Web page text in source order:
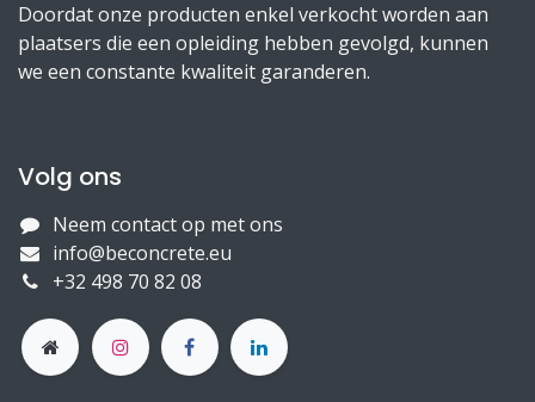
Doordat onze producten enkel verkocht worden aan
plaatsers die een opleiding hebben gevolgd, kunnen
we een constante kwaliteit garanderen.
Volg ons
Neem contact op met ons
info@beconcrete.eu
+32 498 70 82 08